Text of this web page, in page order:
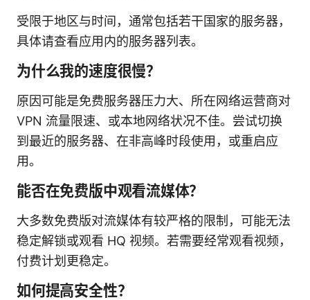
受限于地区与时间，通常包括若干国家的服务器，
具体请查看应用内的服务器列表。
为什么我的速度很慢？
原因可能是免费服务器压力大、所在网络运营商对
VPN 流量限速、或本地网络状况不佳。尝试切换
到最近的服务器、在非高峰时段使用，或重启应
用。
能否在免费版中观看流媒体？
大多数免费版对流媒体有较严格的限制，可能无法
稳定解锁或观看 HQ 视频。若需要经常观看视频，
付费计划更稳定。
如何提高安全性？